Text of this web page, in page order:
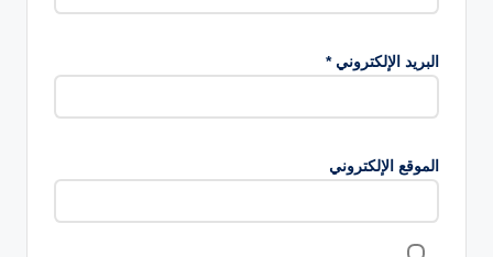
البريد الإلكتروني*
الموقع الإلكتروني